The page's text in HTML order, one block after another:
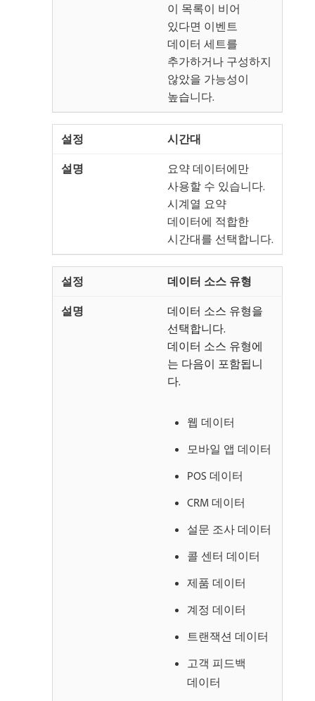
이 목록이 비어
있다면 이벤트
데이터 세트를
추가하거나 구성하지
않았을 가능성이
높습니다.
시간대
요약 데이터에만
사용할 수 있습니다.
시계열 요약
데이터에 적합한
시간대를 선택합니다.
데이터 소스 유형
데이터 소스 유형을
선택합니다.
데이터 소스 유형에
는 다음이 포함됩니
다.
웹 데이터
모바일 앱 데이터
POS 데이터
CRM 데이터
설문 조사 데이터
콜 센터 데이터
제품 데이터
계정 데이터
트랜잭션 데이터
고객 피드백
데이터